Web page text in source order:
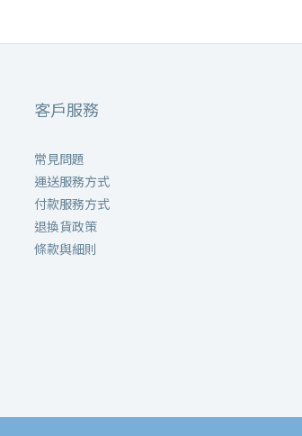
客戶服務
常見問題
運送服務方式
付款服務方式
退換貨政策
條款與細則